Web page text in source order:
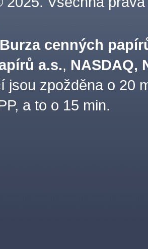
Burza cenných
a.s., NASDAQ,
jsou zpožděna o 20
a to o 15 min.